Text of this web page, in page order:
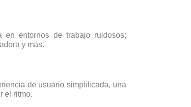
entornos de trabajo ruidosos;
y más.
de usuario simplificada, una
el ritmo.